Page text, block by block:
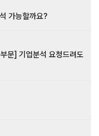
가능할까요?
문] 기업분석 요청드려도